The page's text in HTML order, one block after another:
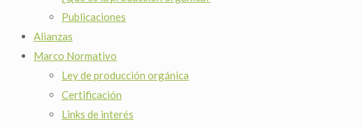
Publicaciones
Alianzas
Marco Normativo
Ley de producción orgánica
Certificación
Links de interés